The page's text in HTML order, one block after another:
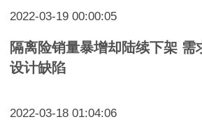
2022-03-19 00:00:05
隔离险销量暴增却陆续下架 需
设计缺陷
2022-03-18 01:04:06